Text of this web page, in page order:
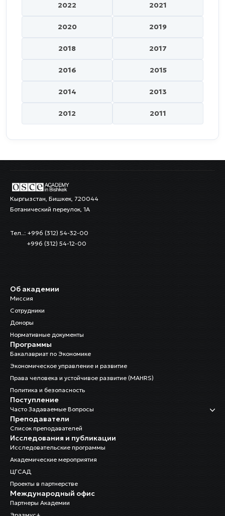
2022 2021
2020 2019
2018 2017
2016 2015
2014 2013
2012 2011
Кыргызстан, Бишкек, 720044
Ботанический переулок, 1А
Тел..: +996 (312) 54-32-00
+996 (312) 54-12-00
Об академии
Миссия
Сотрудники
Доноры
Нормативные документы
Программы
Бакалавриат по Экономике
Экономическое управление и развитие
Права человека и устойчивое развитие (MAHRS)
Политика и безопасность
Поступление
Часто Задаваемые Вопросы
Преподаватели
Список преподавателей
Исследования и публикации
Исследовательские программы
Академические мероприятия
ЦГСАД
Проекты в партнерстве
Международный офис
Партнеры Академии